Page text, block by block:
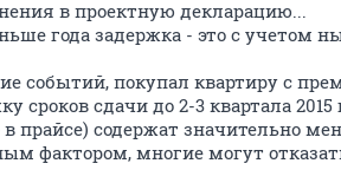
в проектную декларацию...
года задержка - это с учетом
событий, покупал квартиру с
сдачи до 2-3 квартала 2015
прайсе) содержат значительно
фактором, многие могут